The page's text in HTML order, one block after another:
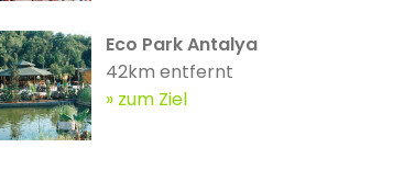
Eco Park Antalya
42km entfernt
zum Ziel